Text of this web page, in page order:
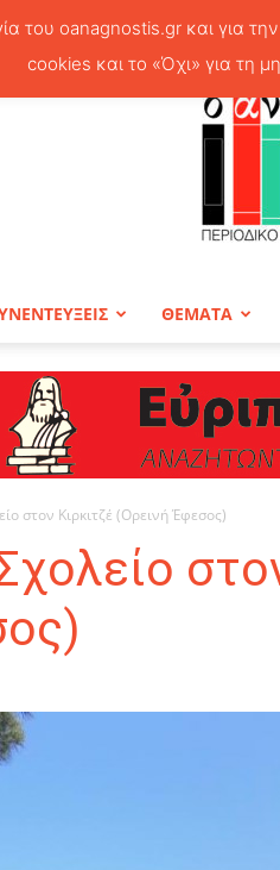
ΘΕΜΑΤΑ
στον Κιρκιτζέ (Ορεινή Έφεσος)
του oanagnostis.gr και για
cookies και το «Όχι» για τη